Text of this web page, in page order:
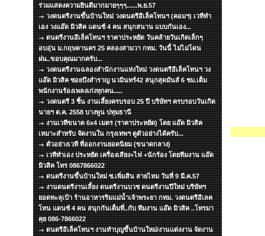
ร่วมแสดงความยินดีมากมายๆๆๆ......พ.ย.57
วงดนตรีงานขึ้นบ้านใหม่ วงดนตรีอีเล็คโทนฯ (คอมฯ) เวทีทำ
เอง วงแอ๊ด มิวสิค แดนซ์ 4 คน สนุกสนาน แบบกันเอง...
ดนตรีงานอีเล็คโทนฯ ราคาประหยัด วันคล้ายวันเกิดเล็กๆ
อบอุ่น ม.กฤษดานคร 25 คลองสามวา กทม. วันนี้ ไม่ไม่โดน
ฝน..ขอบคุณมากครับ...
วงดนตรีงานฉลองสำนักงานแห่งใหม่ วงดนตรีอีเล็คโทนฯ วง
แอ๊ด มิวสิค ซอยบึงสำราญ นวมินทร์42 สนุกสุดมันส์ 6 ชม.เต็ม
พนักงานร้องเพลงเก่งทุกคน.....
วงดนตรี 3 ชิ้น งานเลี้ยงครบรอบ 25 ปี บริษัทฯ ครบรอบวันเกิด
นายฯ ต.ค. 2558 บางพูน ปทุมธานี
งานเวทีขนาด 6x4 เมตร (ราคาประหยัด) โดย แอ๊ด มิวสิค
เหมาะสำหรับ จัดงานใน กรุงเทพฯ ดูตัวอย่างได้ครับ...
ตัวอย่างเวที ที่ออกงานยอดนิยม (ขนาดกลาง)
เวทีทำเอง ประหยัด เครื่องเสียง+ไฟ +นักร้อง โดยทีมงาน แอ๊ด
มิวสิค โทร 0867866022
ดนตรีงานขึ้นบ้านใหม่ ซ.เพิ่มสิน สายไหม วันที่ 9 มี.ค.57
งานดนตรีงานเลี้ยง ดนตรีงานบวช ดนตรีงานปีใหม่ บริษัทฯ
ยอดทะลุเป้า ร้านอาหารริมแม่น้ำเจ้าพระยา กทม. วงดนตรีอีเลค
โทน แดนซ์ 4 คน สนุกกันเต็มที่..กับ ทีมงาน แอ๊ด มิวสิค ..โทรมา
คุย 086-7866022
ดนตรีอีเล็คโทนฯ งานทำบุญขึ้นบ้านใหม่/งานแต่งงาน จัดงาน